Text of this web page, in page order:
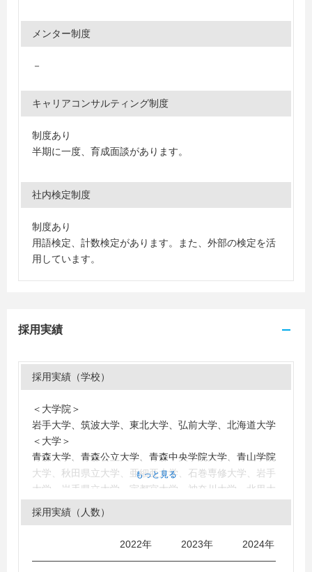
メンター制度
－
キャリアコンサルティング制度
制度あり
半期に一度、育成面談があります。
社内検定制度
制度あり
用語検定、計数検定があります。また、外部の検定を活
用しています。
採用実績
採用実績（学校）
＜大学院＞
岩手大学、筑波大学、東北大学、弘前大学、北海道大学
＜大学＞
青森大学、青森公立大学、青森中央学院大学、青山学院
大学、秋田県立大学、亜細亜大学、石巻専修大学、岩手
大学、岩手県立大学、宇都宮大学、神奈川大学、北里大
学、京都精華大学、近畿大学、釧路公立大学、群馬大
学、國學院大學、国士舘大学、駒澤大学、埼玉大学、札
もっと見る
採用実績（人数）
2022年 2023年 2024年
―――――――――――――――――――――――――